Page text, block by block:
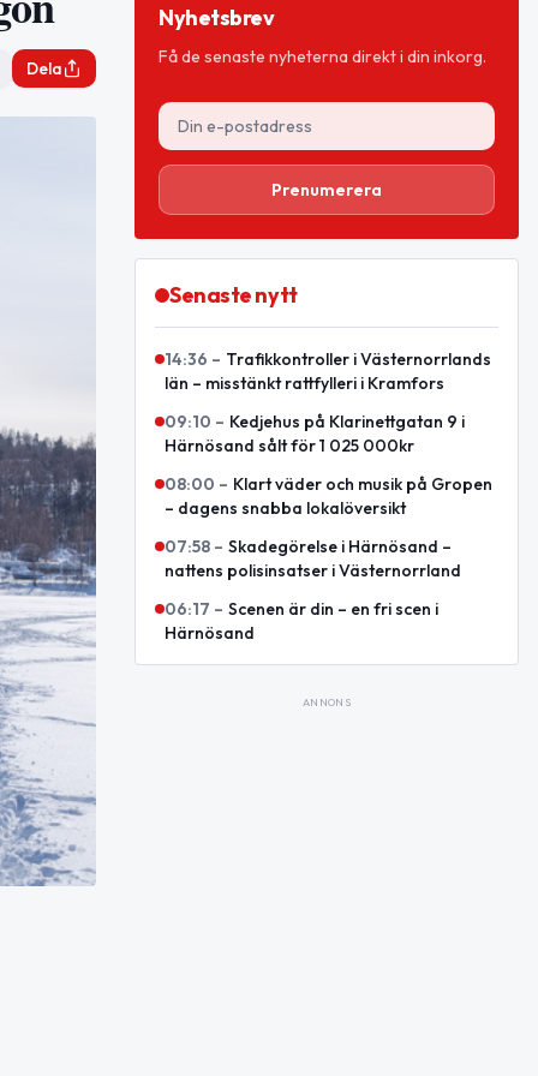
Dela
Nyhetsbrev
Få de senaste nyheterna direkt i din inkorg.
Prenumerera
Senaste nytt
14:36 – Trafikkontroller i Västernorrlands
län – misstänkt rattfylleri i Kramfors
09:10 – Kedjehus på Klarinettgatan 9 i
Härnösand sålt för 1 025 000kr
08:00 – Klart väder och musik på Gropen
– dagens snabba lokalöversikt
07:58 – Skadegörelse i Härnösand –
nattens polisinsatser i Västernorrland
06:17 – Scenen är din – en fri scen i
Härnösand
ANNONS